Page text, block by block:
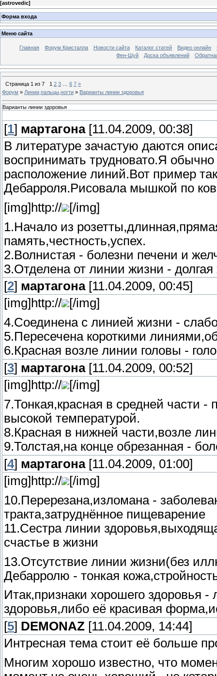
[astrovedic]
Форма входа
Меню сайта
Главная Форум Кристалла Новости сайта Каталог статей Видео онлайн
Фен-Шуй
Доска объявлений
Страница 1 из 7 1 2 3 6 7 »
Форум » Линии,пальцы,ногти » Варианты линии здоровья
Варианты линии здоровья
[1] мартагона[11.04.2009, 00:38]
В литературе зачастую даются
воспринимать трудновато.Я
расположение линий.Вот пример
Дебарроля.Рисовала мышкой по
[img]http://
[/img]
1.Начало из
память,честность,успех.
2.Волнистая - болезни печени и
3.Отделена от линии жизни - долгая
[2] мартагона[11.04.2009, 00:45]
[img]http://
[/img]
4.Соединена с линией жизни -
5.Пересечена короткими
6.Красная возле линии головы -
[3] мартагона[11.04.2009, 00:52]
[img]http://
[/img]
7.Тонкая,красная в средней части
высокой температурой.
8.Красная в нижней части,возле
9.Толстая,на конце обрезанная -
[4] мартагона[11.04.2009, 01:00]
[img]http://
[/img]
10.Перерезана,изломана -
тракта,затруднённое пищеварение
11.Сестра линии
счастье в жизни
13.Отсутствие линии жизни(без
Дебарролю - тонкая
Итак,признаки хорошего здоровья -
здоровья,либо её красивая
[5] DEMONAZ [11.04.2009, 14:44]
Интресная тема стоит её больше
Многим хорошо известно, что